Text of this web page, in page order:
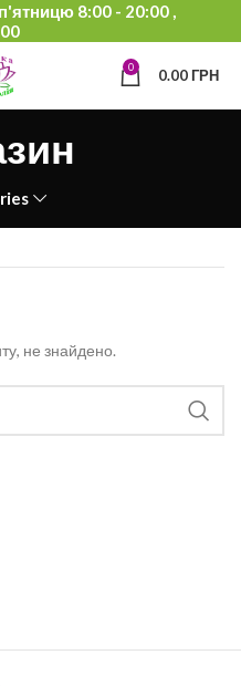
8:00 - 20:00 ,
0 0.00ГРН
не знайдено.